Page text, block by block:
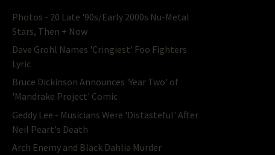
Photos - 20 Late '90s/Early 2000s Nu-Metal
Stars, Then + Now
Dave Grohl Names 'Cringiest' Foo Fighters
Lyric
Bruce Dickinson Announces 'Year Two' of
'Mandrake Project' Comic
Geddy Lee - Musicians Were 'Distasteful' After
Neil Peart's Death
Arch Enemy and Black Dahlia Murder